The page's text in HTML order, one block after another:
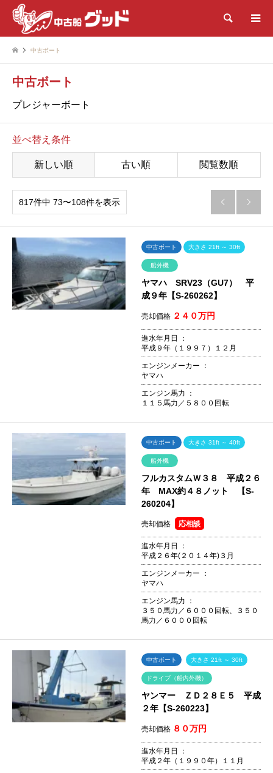
検索
中古ボート
中古ボート
プレジャーボート
並べ替え条件
新しい順 古い順 閲覧数順
817件中 73〜108件を表示  
中古ボート 大きさ 21ft ～ 30ft
船外機
ヤマハ SRV23（GU7） 平
成９年【S-260262】
売却価格 ２４０万円
進水年月日 ：
平成９年（１９９７）１２月
エンジンメーカー ：
ヤマハ
エンジン馬力 ：
１１５馬力／５８００回転
中古ボート 大きさ 31ft ～ 40ft
船外機
フルカスタムＷ３８ 平成２６
年 MAX約４８ノット 【S-
260204】
売却価格 応相談
進水年月日 ：
平成２６年(２０１４年)３月
エンジンメーカー ：
ヤマハ
エンジン馬力 ：
３５０馬力／６０００回転、３５０
馬力／６０００回転
中古ボート 大きさ 21ft ～ 30ft
ドライブ（船内外機）
ヤンマー ＺＤ２８Ｅ５ 平成
２年【S-260223】
売却価格 ８０万円
進水年月日 ：
平成２年（１９９０年）１１月